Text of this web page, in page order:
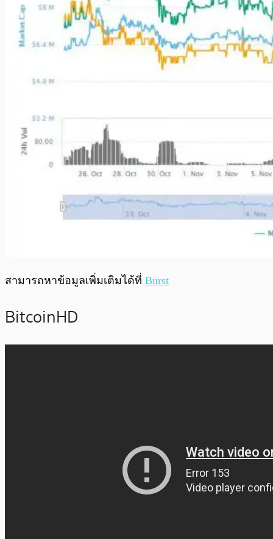
สามารถหาข้อมูลเพิ่มเติมได้ที่ Burst
BitcoinHD